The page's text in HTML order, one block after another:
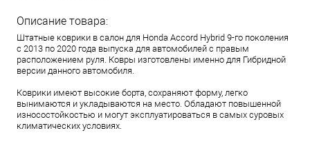
Описание товара:
Штатные коврики в салон для Honda Accord Hybrid 9-го поколения
с 2013 по 2020 года выпуска для автомобилей с правым
расположением руля. Ковры изготовлены именно для Гибридной
версии данного автомобиля.
Коврики имеют высокие борта, сохраняют форму, легко
вынимаются и укладываются на место. Обладают повышенной
износостойкостью и могут эксплуатироваться в самых суровых
климатических условиях.